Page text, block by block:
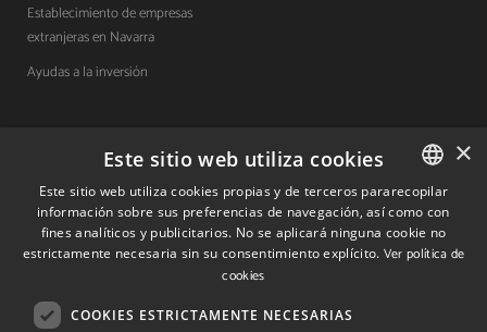
Establecimiento de empresas
extranjeras en Navarra
Ayudas a la inversión
Contacto
Quiénes somos
Cuéntanos tu proyecto
(+34) 848 42 19 42
SPANISH
SPANISH
×
Este sitio web utiliza cookies
Este sitio web utiliza cookies propias y de terceros pararecopilar
información sobre sus preferencias de navegación, así como con
fines analíticos y publicitarios. No se aplicará ninguna cookie no
estrictamente necesaria sin su consentimiento explícito. Ver política de
cookies
COOKIES ESTRICTAMENTE NECESARIAS